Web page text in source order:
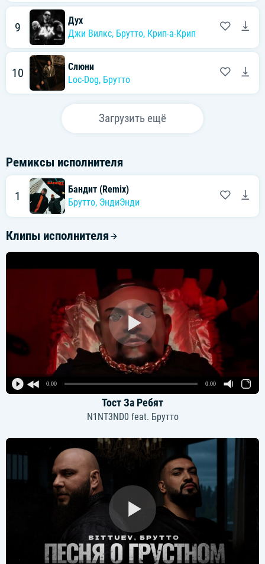
9
Дух
Джи Вилкс, Брутто, Крип-а-Крип
10
Слюни
Loc-Dog, Брутто
Загрузить ещё
Ремиксы исполнителя
1
Бандит (Remix)
Брутто, ЭндиЭнди
Клипы исполнителя
0:00 0:00
Тост За Ребят
N1NT3ND0 feat. Брутто